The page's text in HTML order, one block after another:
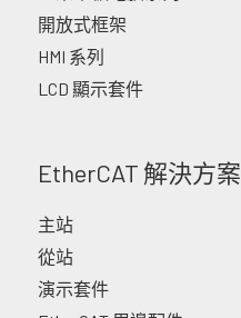
開放式框架
HMI 系列
LCD 顯示套件
EtherCAT 解決方案
主站
從站
演示套件